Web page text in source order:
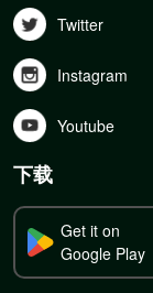
Twitter
Instagram
Youtube
下载
Get it on
Google Play